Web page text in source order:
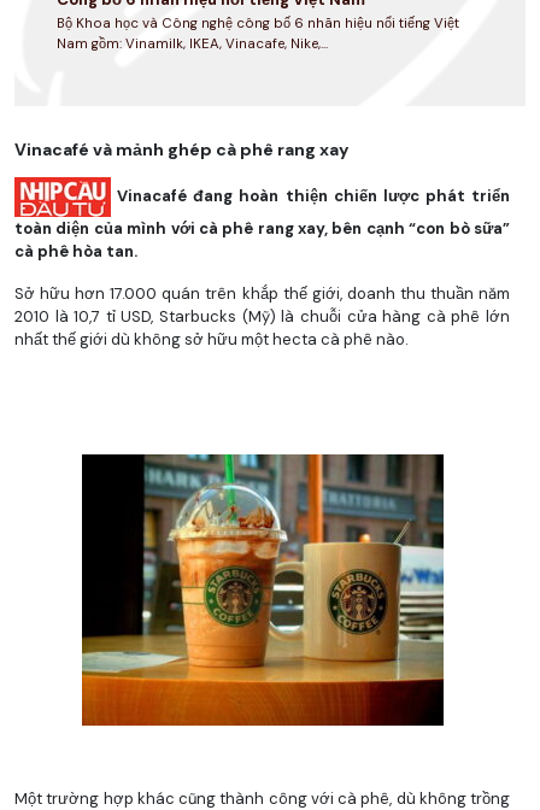
Bộ Khoa học và Công nghệ công bố 6 nhãn hiệu nổi tiếng Việt
Nam gồm: Vinamilk, IKEA, Vinacafe, Nike,...
Vinacafé và mảnh ghép cà phê rang xay
Vinacafé đang hoàn thiện chiến lược phát triển
toàn diện của mình với cà phê rang xay, bên cạnh “con bò sữa”
cà phê hòa tan.
Sở hữu hơn 17.000 quán trên khắp thế giới, doanh thu thuần năm
2010 là 10,7 tỉ USD, Starbucks (Mỹ) là chuỗi cửa hàng cà phê lớn
nhất thế giới dù không sở hữu một hecta cà phê nào.
Một trường hợp khác cũng thành công với cà phê, dù không trồng